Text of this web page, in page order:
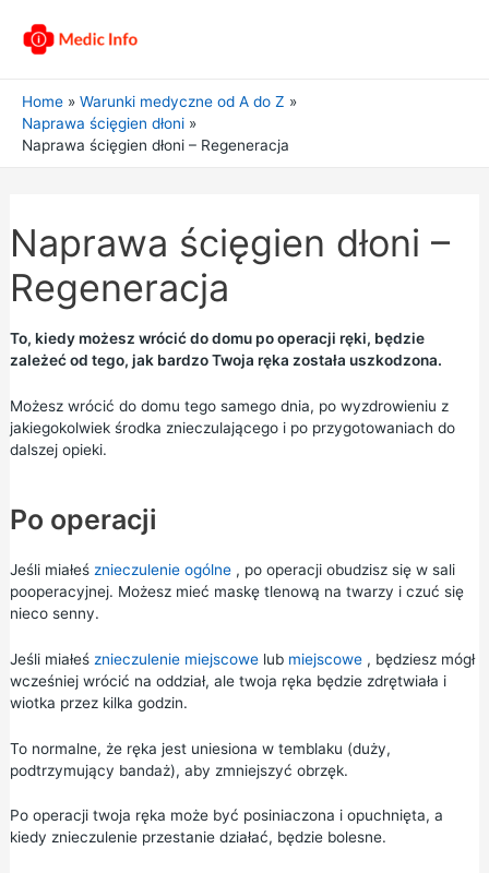
Home
Warunki medyczne od A do Z
Naprawa ścięgien dłoni
Naprawa ścięgien dłoni – Regeneracja
Naprawa ścięgien dłoni –
Regeneracja
To, kiedy możesz wrócić do domu po operacji ręki, będzie
zależeć od tego, jak bardzo Twoja ręka została uszkodzona.
Możesz wrócić do domu tego samego dnia, po wyzdrowieniu z
jakiegokolwiek środka znieczulającego i po przygotowaniach do
dalszej opieki.
Po operacji
Jeśli miałeś znieczulenie ogólne, po operacji obudzisz się w sali
pooperacyjnej. Możesz mieć maskę tlenową na twarzy i czuć się
nieco senny.
Jeśli miałeś znieczulenie miejscowelub miejscowe, będziesz mógł
wcześniej wrócić na oddział, ale twoja ręka będzie zdrętwiała i
wiotka przez kilka godzin.
To normalne, że ręka jest uniesiona w temblaku (duży,
podtrzymujący bandaż), aby zmniejszyć obrzęk.
Po operacji twoja ręka może być posiniaczona i opuchnięta, a
kiedy znieczulenie przestanie działać, będzie bolesne.